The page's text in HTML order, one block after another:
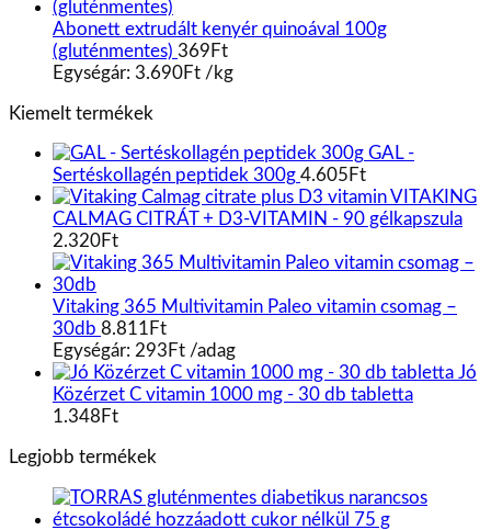
Abonett extrudált kenyér quinoával 100g
(gluténmentes) 369 Ft
Egységár: 3.690Ft /kg
Kiemelt termékek
GAL -
Sertéskollagén peptidek 300g 4.605 Ft
VITAKING
CALMAG CITRÁT + D3-VITAMIN - 90 gélkapszula
2.320Ft
Vitaking 365 Multivitamin Paleo vitamin csomag –
30db 8.811 Ft
Egységár: 293 Ft /adag
Jó
Közérzet C vitamin 1000 mg - 30 db tabletta
1.348 Ft
Legjobb termékek